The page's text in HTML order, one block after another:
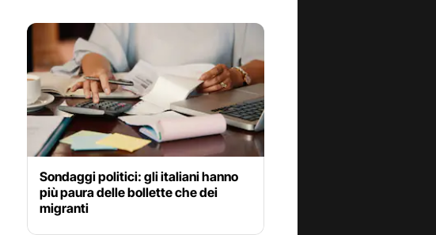
Sondaggi politici: gli italiani hanno
più paura delle bollette che dei
migranti